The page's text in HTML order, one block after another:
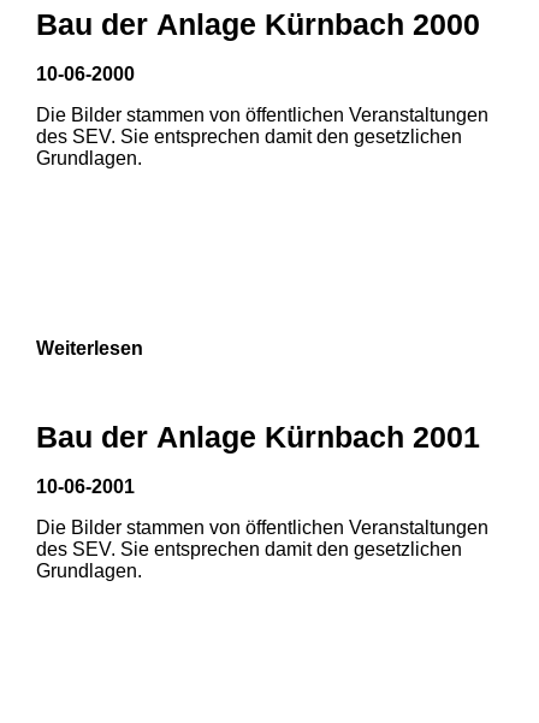
Bau der Anlage Kürnbach 2000
10-06-2000
Die Bilder stammen von öffentlichen Veranstaltungen
des SEV. Sie entsprechen damit den gesetzlichen
Grundlagen.
Weiterlesen
Bau der Anlage Kürnbach 2001
10-06-2001
Die Bilder stammen von öffentlichen Veranstaltungen
des SEV. Sie entsprechen damit den gesetzlichen
Grundlagen.